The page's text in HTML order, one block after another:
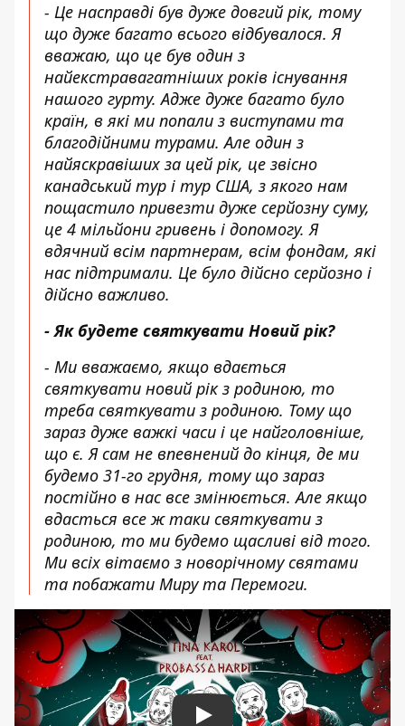
- Це насправді був дуже довгий рік, тому
що дуже багато всього відбувалося. Я
вважаю, що це був один з
найекстравагатніших років існування
нашого гурту. Адже дуже багато було
країн, в які ми попали з виступами та
благодійними турами. Але один з
найяскравіших за цей рік, це звісно
канадський тур і тур США, з якого нам
пощастило привезти дуже серйозну суму,
це 4 мільйони гривень і допомогу. Я
вдячний всім партнерам, всім фондам, які
нас підтримали. Це було дійсно серйозно і
дійсно важливо.
- Як будете святкувати Новий рік?
- Ми вважаємо, якщо вдається
святкувати новий рік з родиною, то
треба святкувати з родиною. Тому що
зараз дуже важкі часи і це найголовніше,
що є. Я сам не впевнений до кінця, де ми
будемо 31-го грудня, тому що зараз
постійно в нас все змінюється. Але якщо
вдасться все ж таки святкувати з
родиною, то ми будемо щасливі від того.
Ми всіх вітаємо з новорічному святами
та побажати Миру та Перемоги.